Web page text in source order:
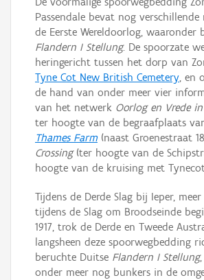
Passendale bevat nog
de Eerste Wereldoorlog, waaronder
Flandern I Stellung. De spoorzate
heringericht tussen het dorp van
Tyne Cot New British Cemetery, en
de hand van onder meer vier
van het netwerk Oorlog en Vrede
ter hoogte van de begraafplaats
Thames Farm(naast Groenestraat
Crossing(ter hoogte van de
hoogte van de kruising met
Tijdens de Derde Slag bij Ieper,
tijdens de Slag om Broodseinde
1917, trok de Derde en Tweede
langsheen deze spoorwegbedding
beruchte Duitse Flandern I Stellung
onder meer nog bunkers in de